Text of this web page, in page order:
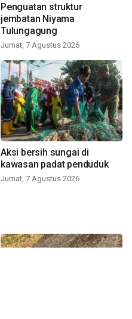
Penguatan struktur
jembatan Niyama
Tulungagung
Jumat, 7 Agustus 2026
Aksi bersih sungai di
kawasan padat penduduk
Jumat, 7 Agustus 2026